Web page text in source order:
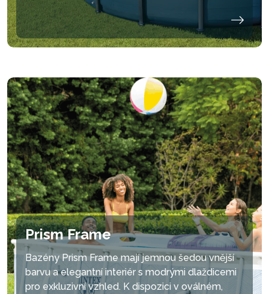
minimalizovat
Prism Frame
Bazény Prism Frame mají jemnou šedou vnější
barvu a elegantní interiér s modrými dlaždicemi
pro exkluzivní vzhled. K dispozici v oválném,